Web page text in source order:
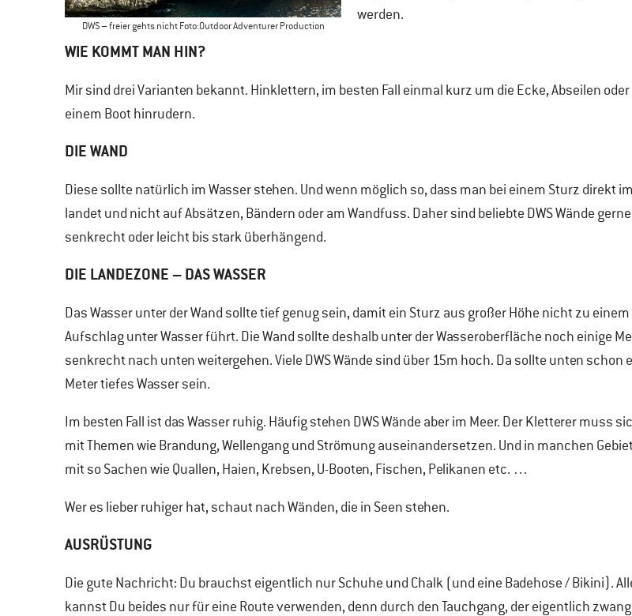
DWS – freier gehts nicht Foto:Outdoor Adventurer Production
werden.
WIE KOMMT MAN HIN?
Mir sind drei Varianten bekannt. Hinklettern, im besten Fall einmal kurz um die Ecke, Abseilen
einem Boot hinrudern.
DIE WAND
Diese sollte natürlich im Wasser stehen. Und wenn möglich so, dass man bei einem Sturz direkt
landet und nicht auf Absätzen, Bändern oder am Wandfuss. Daher sind beliebte DWS Wände
senkrecht oder leicht bis stark überhängend.
DIE LANDEZONE – DAS WASSER
Das Wasser unter der Wand sollte tief genug sein, damit ein Sturz aus großer Höhe nicht zu einem
Aufschlag unter Wasser führt. Die Wand sollte deshalb unter der Wasseroberfläche noch einige
senkrecht nach unten weitergehen. Viele DWS Wände sind über 15m hoch. Da sollte unten schon
Meter tiefes Wasser sein.
Im besten Fall ist das Wasser ruhig. Häufig stehen DWS Wände aber im Meer. Der Kletterer muss
mit Themen wie Brandung, Wellengang und Strömung auseinandersetzen. Und in manchen
mit so Sachen wie Quallen, Haien, Krebsen, U-Booten, Fischen, Pelikanen etc. …
Wer es lieber ruhiger hat, schaut nach Wänden, die in Seen stehen.
AUSRÜSTUNG
Die gute Nachricht: Du brauchst eigentlich nur Schuhe und Chalk (und eine Badehose / Bikini).
kannst Du beides nur für eine Route verwenden, denn durch den Tauchgang, der eigentlich